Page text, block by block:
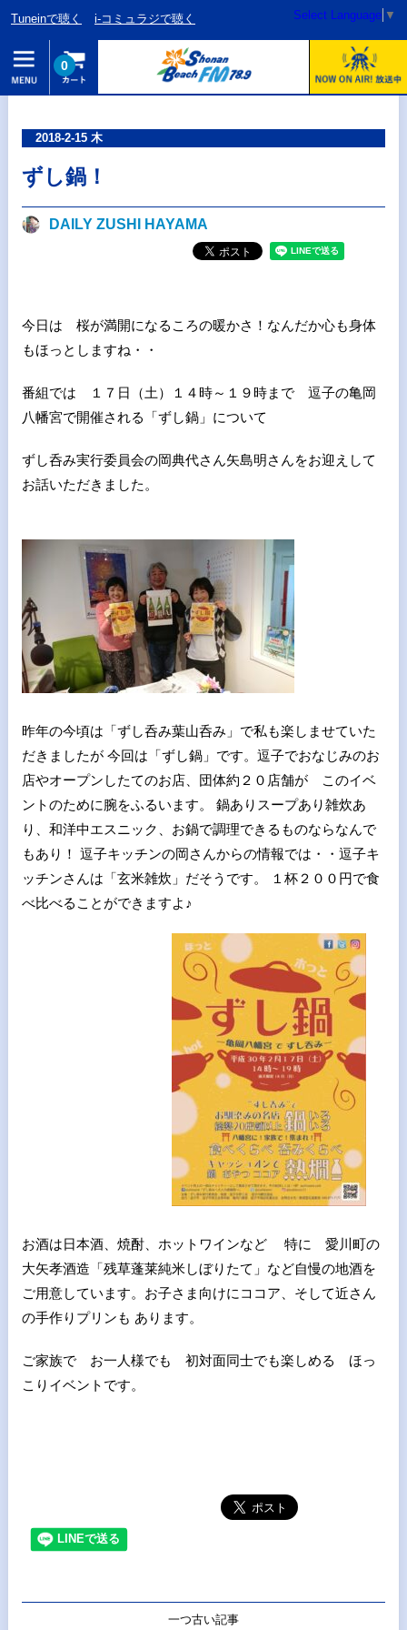
Tuneinで聴く i-コミュラジで聴く Select Language ▼
0
2018-2-15 木
ずし鍋！
DAILY ZUSHI HAYAMA
今日は 桜が満開になるころの暖かさ！なんだか心も身体
もほっとしますね・・
番組では １７日（土）１４時～１９時まで 逗子の亀岡
八幡宮で開催される「ずし鍋」について
ずし呑み実行委員会の岡典代さん矢島明さんをお迎えして
お話いただきました。
昨年の今頃は「ずし呑み葉山呑み」で私も楽しませていた
だきましたが 今回は「ずし鍋」です。逗子でおなじみのお
店やオープンしたてのお店、団体約２０店舗が このイベ
ントのために腕をふるいます。 鍋ありスープあり雑炊あ
り、和洋中エスニック、お鍋で調理できるものならなんで
もあり！ 逗子キッチンの岡さんからの情報では・・逗子キ
ッチンさんは「玄米雑炊」だそうです。 １杯２００円で食
べ比べることができますよ♪
お酒は日本酒、焼酎、ホットワインなど 特に 愛川町の
大矢孝酒造「残草蓬莱純米しぼりたて」など自慢の地酒を
ご用意しています。お子さま向けにココア、そして近さん
の手作りプリンも あります。
ご家族で お一人様でも 初対面同士でも楽しめる ほっ
こりイベントです。
一つ古い記事